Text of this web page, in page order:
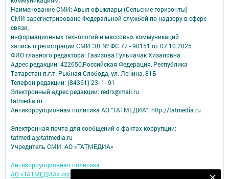
Наименование СМИ: Авыл офыклары (Сельские горизонты)
СМИ зарегистрировано Федеральной службой по надзору в сфере
связи,
информационных технологий и массовых коммуникаций
запись о регистрации СМИ ЭЛ № ФС 77 - 90151 от 07.10.2025
ФИО главного редактора: Газизова Гульчачак Хизаповна
Адрес редакции: 422650,Российская Федерация, Республика
Татарстан п.г.т. Рыбная Слобода, ул. Ленина, 81Б
Телефон редакции: (84361) 23- 1- 91
Электронный адрес редакции: redrs@mail.ru
tatmedia.ru
Антикоррупционная политика АО "ТАТМЕДИА": http://tatmedia.ru
Электронная почта для сообщений о фактах коррупции:
tatmedia@tatmedia.ru
Учредитель СМИ: АО «ТАТМЕДИА»
Антикоррупционная политика
АО «ТАТМЕДИА» использует «cookie»
для персонализации сервисов и